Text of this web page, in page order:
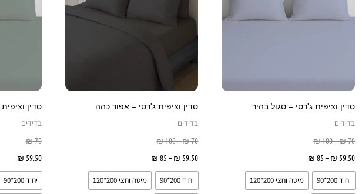
סדין וציפית ג'רסי – סגול בהיר
בדידים
₪70
–
₪100
₪ 59.50
–
₪ 85
סוגים.
האפשרויות
יחיד 200*90 מיטה וחצי 200*120
סדין וציפית ג'רסי – אפור כהה
בדידים
₪70
–
₪100
₪ 59.50
–
₪ 85
סוגים.
האפשרויות
יחיד 200*90 מיטה וחצי 200*120
סדין
בדידים
₪70
₪ 59.50
יחיד 200*90